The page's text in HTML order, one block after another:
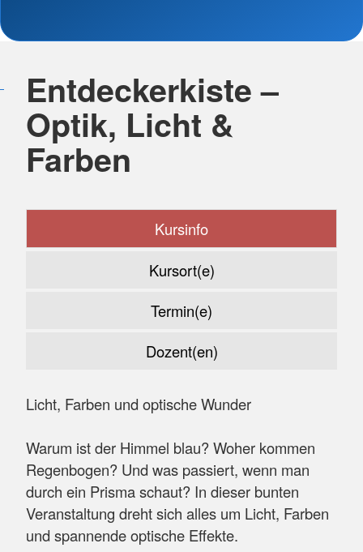
Entdeckerkiste –
Optik, Licht &
Farben
Kursinfo
Kursort(e)
Termin(e)
Dozent(en)
Licht, Farben und optische Wunder
Warum ist der Himmel blau? Woher kommen
Regenbogen? Und was passiert, wenn man
durch ein Prisma schaut? In dieser bunten
Veranstaltung dreht sich alles um Licht, Farben
und spannende optische Effekte.